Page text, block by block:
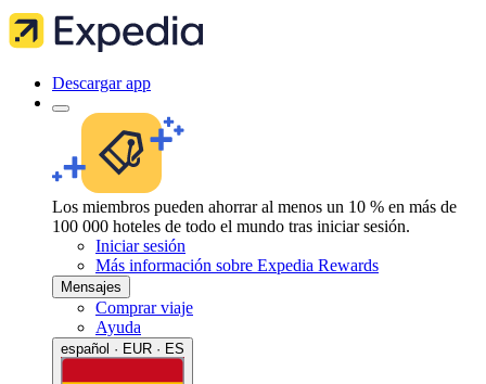
Descargar app
Los miembros pueden ahorrar al menos un 10 % en más de
100 000 hoteles de todo el mundo tras iniciar sesión.
Iniciar sesión
Más información sobre Expedia Rewards
Mensajes
Comprar viaje
Ayuda
español · EUR · ES